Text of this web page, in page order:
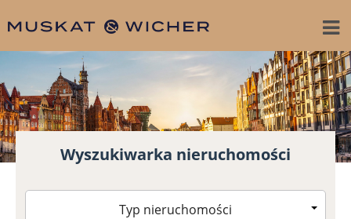
Wyszukiwarka nieruchomości
Typ nieruchomości